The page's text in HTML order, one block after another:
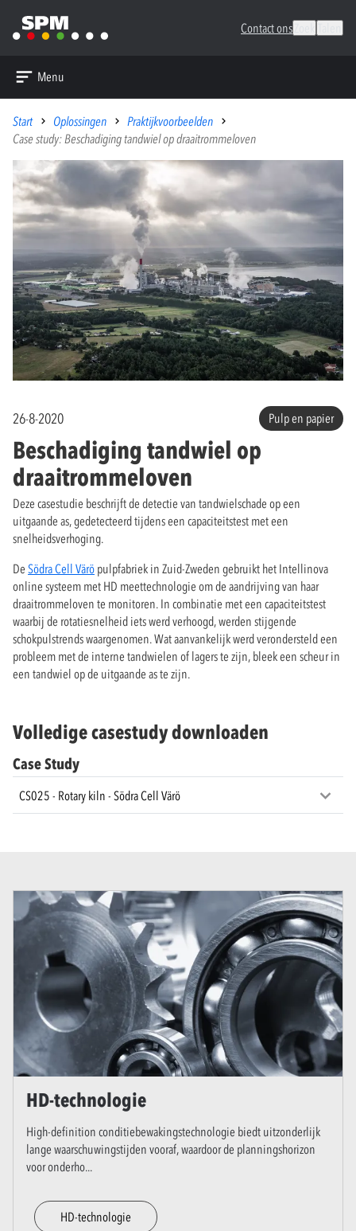
Contact ons
Menu
Start Oplossingen
Praktijkvoorbeelden
Case study: Beschadiging tandwiel op draaitrommeloven
26-8-2020 Pulp en papier
Beschadiging tandwiel op
draaitrommeloven
Deze casestudie beschrijft de detectie van tandwielschade op een
uitgaande as, gedetecteerd tijdens een capaciteitstest met een
snelheidsverhoging.
De Södra Cell Värö pulpfabriek in Zuid-Zweden gebruikt het Intellinova
online systeem met HD meettechnologie om de aandrijving van haar
draaitrommeloven te monitoren. In combinatie met een capaciteitstest
waarbij de rotatiesnelheid iets werd verhoogd, werden stijgende
schokpulstrends waargenomen. Wat aanvankelijk werd verondersteld een
probleem met de interne tandwielen of lagers te zijn, bleek een scheur in
een tandwiel op de uitgaande as te zijn.
Volledige casestudy downloaden
Case Study
CS025 - Rotary kiln - Södra Cell Värö
HD-technologie
High-definition conditiebewakingstechnologie biedt uitzonderlijk
lange waarschuwingstijden vooraf, waardoor de planningshorizon
voor onderho...
HD-technologie